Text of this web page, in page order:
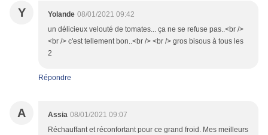
Y Yolande 08/01/2021 09:42
un délicieux velouté de tomates... ça ne se refuse pas..<br />
<br /> c'est tellement bon..<br /> <br /> gros bisous à tous les
2
Répondre
A Assia 08/01/2021 09:07
Réchauffant et réconfortant pour ce grand froid. Mes meilleurs